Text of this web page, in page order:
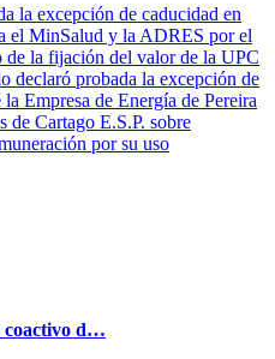
la excepción de caducidad en
el MinSalud y la ADRES por el
la fijación del valor de la UPC
declaró probada la excepción de
Empresa de Energía de Pereira
de Cartago E.S.P. sobre
por su uso
coactivo d…